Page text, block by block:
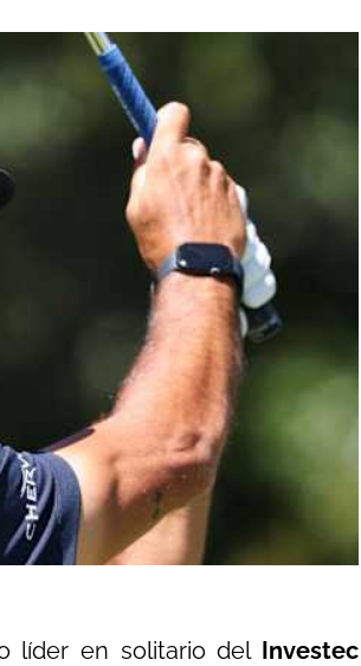
líder en solitario del Investec